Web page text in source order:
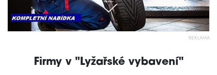
REKLAMA
Firmy v "Lyžařské vybavení"